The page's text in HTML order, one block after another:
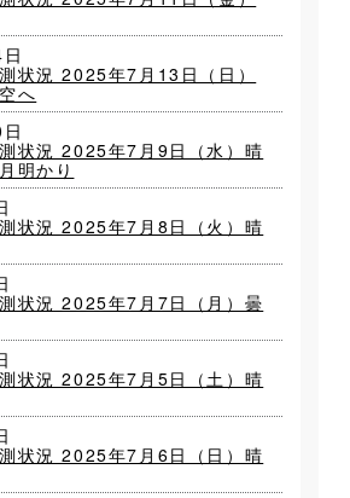
状況 2025年7月13日（日）
へ
状況 2025年7月9日（水）晴
明かり
状況 2025年7月8日（火）晴
状況 2025年7月7日（月）曇
状況 2025年7月5日（土）晴
状況 2025年7月6日（日）晴